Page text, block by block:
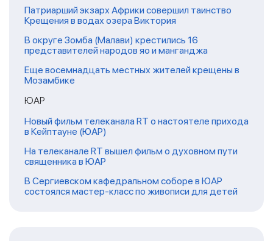
Патриарший экзарх Африки совершил таинство
Крещения в водах озера Виктория
В округе Зомба (Малави) крестились 16
представителей народов яо и манганджа
Еще восемнадцать местных жителей крещены в
Мозамбике
ЮАР
Новый фильм телеканала RT о настоятеле прихода
в Кейптауне (ЮАР)
На телеканале RT вышел фильм о духовном пути
священника в ЮАР
В Сергиевском кафедральном соборе в ЮАР
состоялся мастер-класс по живописи для детей